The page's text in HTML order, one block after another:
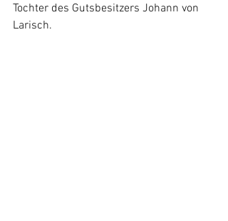
Tochter des Gutsbesitzers Johann von
Larisch.